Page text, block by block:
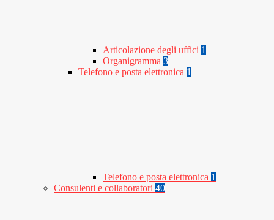
Articolazione degli uffici 1
Organigramma 3
Telefono e posta elettronica 1
Telefono e posta elettronica 1
Consulenti e collaboratori 40